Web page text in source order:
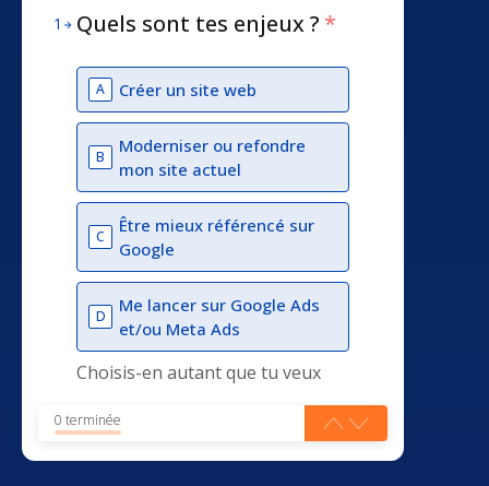
1 Quels sont tes enjeux ? *
A Créer un site web
B
Moderniser ou refondre
mon site actuel
C
Être mieux référencé sur
Google
D
Me lancer sur Google Ads
et/ou Meta Ads
Choisis-en autant que tu veux
0 terminée